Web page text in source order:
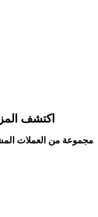
خدمة
اكتشف
مجموعة من العملات